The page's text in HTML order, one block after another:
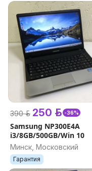
390 р. 250 р. -36%
Samsung NP300E4A
i3/8GB/500GB/Win 10
Минск, Московский
Гарантия